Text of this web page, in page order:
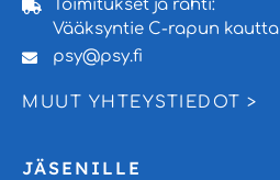
Toimitukset ja rahti:
Vääksyntie C-rapun kautta
psy@psy.fi
MUUT YHTEYSTIEDOT >
JÄSENILLE